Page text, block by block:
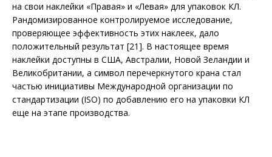
на свои наклейки «Правая» и «Левая» для упаковок КЛ.
Рандомизированное контролируемое исследование,
проверяющее эффективность этих наклеек, дало
положительный результат [21]. В настоящее время
наклейки доступны в США, Австралии, Новой Зеландии и
Великобритании, а символ перечеркнутого крана стал
частью инициативы Международной организации по
стандартизации (ISO) по добавлению его на упаковки КЛ
еще на этапе производства.